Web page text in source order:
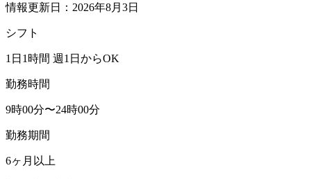
情報更新日：2026年8月3日
シフト
1日1時間 週1日からOK
勤務時間
9時00分〜24時00分
勤務期間
6ヶ月以上